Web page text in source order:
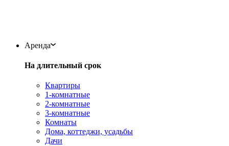
Аренда
На длительный срок
Квартиры
1-комнатные
2-комнатные
3-комнатные
Комнаты
Дома, коттеджи, усадьбы
Дачи